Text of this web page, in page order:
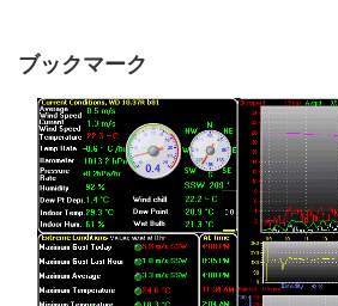
ブックマーク